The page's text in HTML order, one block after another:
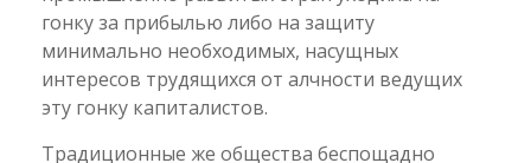
гонку за прибылью либо на защиту
минимально необходимых, насущных
интересов трудящихся от алчности ведущих
эту гонку капиталистов.
Традиционные же общества беспощадно